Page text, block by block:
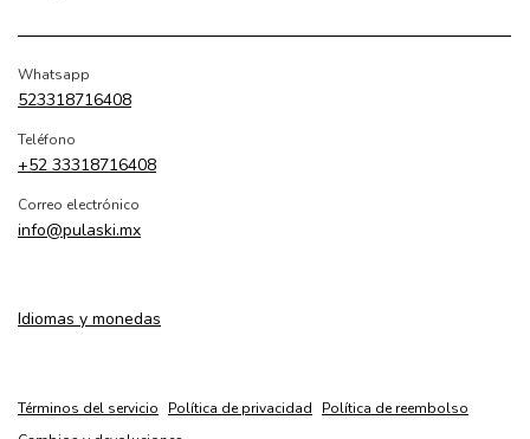
Whatsapp
523318716408
Teléfono
+52 33318716408
Correo electrónico
info@pulaski.mx
Idiomas y monedas
Términos del servicio Política de privacidad
Política de reembolso